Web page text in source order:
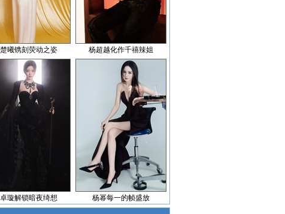
曦镌刻荧动之姿 杨超越化作千禧辣姐
璇解锁暗夜绮想 杨幂每一的帧盛放